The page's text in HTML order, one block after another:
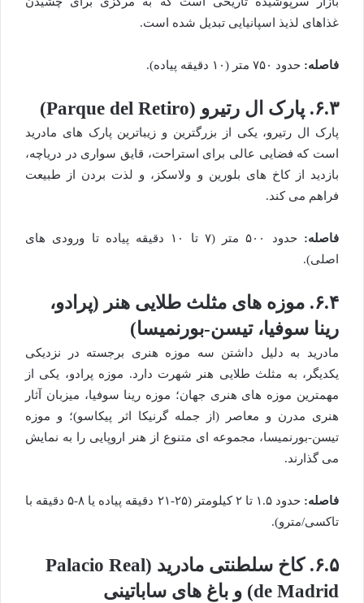
غذاهای لذیذ اسپانیایی تبدیل شده است.
فاصله: حدود ۷۵۰ متر (۱۰ دقیقه پیاده).
۶.۳. پارک ال رتیرو (Parque del Retiro)
پارک ال رتیرو، یکی از بزرگترین و زیباترین پارک های مادرید
است که فضایی عالی برای استراحت، قایق سواری در دریاچه،
بازدید از کاخ های بلورین و ولاسکز، و لذت بردن از طبیعت
فراهم می کند.
فاصله:
حدود ۵۰۰ متر (۷ تا ۱۰ دقیقه پیاده تا ورودی های
اصلی).
۶.۴. موزه های مثلث طلایی هنر (پرادو،
رینا سوفیا، تیسن-بورنمیسا)
مادرید به دلیل داشتن سه موزه هنری برجسته در نزدیکی
یکدیگر، به مثلث طلایی هنر شهرت دارد. موزه پرادو، یکی از
مهمترین موزه های هنری جهان؛ موزه رینا سوفیا، میزبان آثار
هنری مدرن و معاصر (از جمله گرنیکا اثر پیکاسو)؛ و موزه
تیسن-بورنمیسا، مجموعه ای متنوع از هنر اروپایی را به نمایش
می گذارند.
فاصله:
حدود ۱.۵ تا ۲ کیلومتر (۲۵-۲۱ دقیقه پیاده یا ۸-۵ دقیقه با
تاکسی/مترو).
۶.۵. کاخ سلطنتی مادرید (Palacio Real
de Madrid) و باغ های ساباتینی